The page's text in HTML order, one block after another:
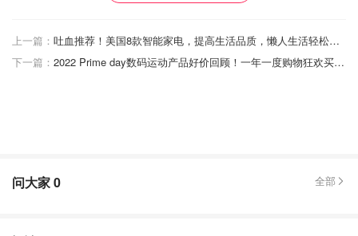
上一篇：
吐血推荐！美国8款智能家电，提高生活品质，懒人生活轻松搞定！
下一篇：
2022 Prime day数码运动产品好价回顾！一年一度购物狂欢买什么一贴Get！
问大家0 全部